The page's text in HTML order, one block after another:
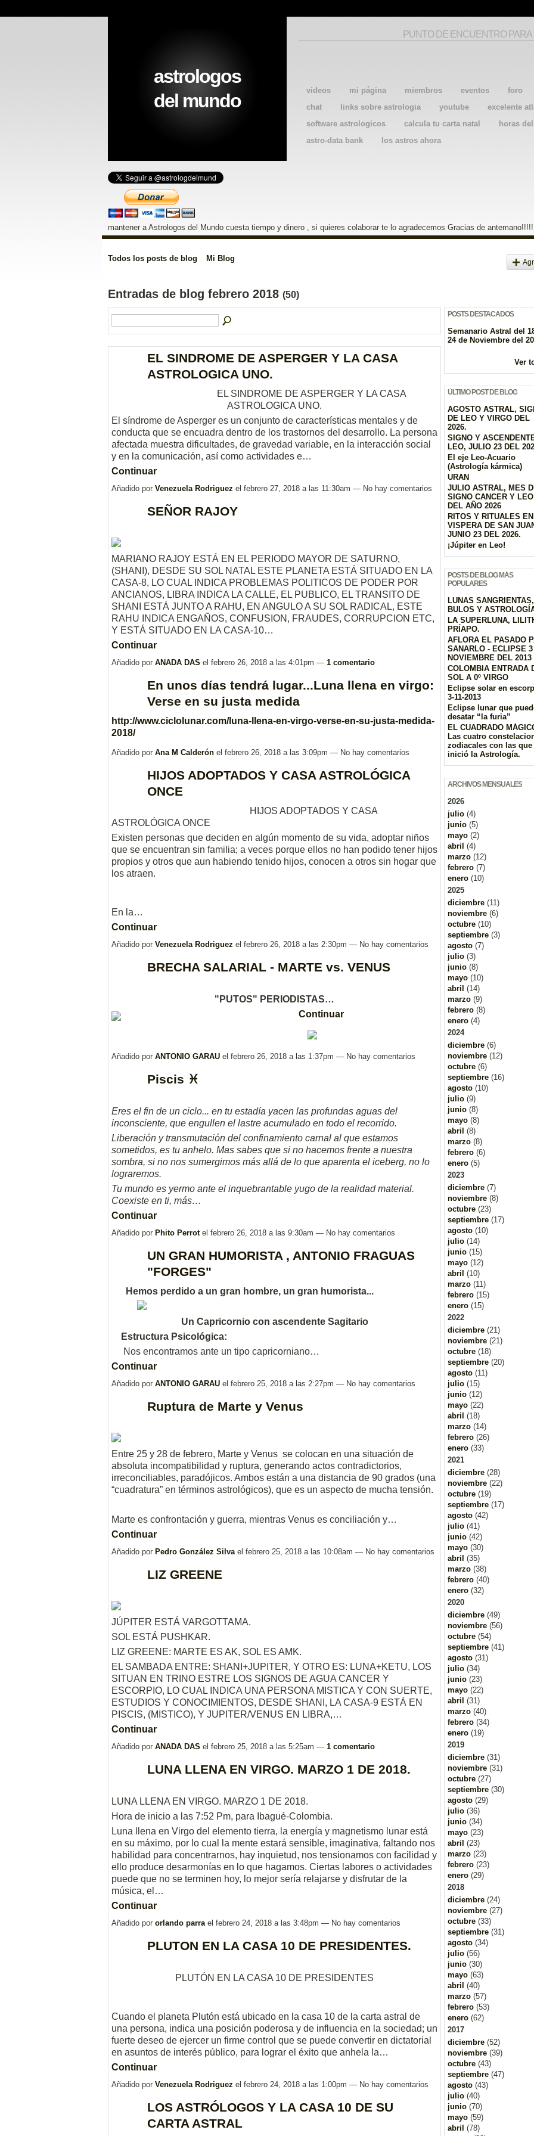
videos mi página miembros eventos foro
chat
links sobre astrologia youtube excelente
software astrologicos
calcula tu carta natal horas
astro-data bank
los astros ahora
astrologos
del mundo
PUNTO DE ENCUENTRO
mantener a Astrologos del Mundo cuesta tiempo y dinero , si quieres colaborar te lo agradecemos Gracias de
Todos los posts de blog Mi Blog
Entradas de blog febrero 2018 (50)
EL SINDROME DE ASPERGER Y LA CASA
ASTROLOGICA UNO.
EL SINDROME DE ASPERGER Y LA CASA
ASTROLOGICA UNO.
El síndrome de Asperger es un conjunto de características mentales y de
conducta que se encuadra dentro de los trastornos del desarrollo. La persona
afectada muestra dificultades, de gravedad variable, en la interacción social
y en la comunicación, así como actividades e…
Continuar
Añadido por Venezuela Rodriguez el febrero 27, 2018 a las 11:30am — No hay comentarios
SEÑOR RAJOY
MARIANO RAJOY ESTÁ EN EL PERIODO MAYOR DE SATURNO,
(SHANI), DESDE SU SOL NATAL ESTE PLANETA ESTÁ SITUADO EN LA
CASA-8, LO CUAL INDICA PROBLEMAS POLITICOS DE PODER POR
ANCIANOS, LIBRA INDICA LA CALLE, EL PUBLICO, EL TRANSITO DE
SHANI ESTÁ JUNTO A RAHU, EN ANGULO A SU SOL RADICAL, ESTE
RAHU INDICA ENGAÑOS, CONFUSION, FRAUDES, CORRUPCION ETC,
Y ESTÁ SITUADO EN LA CASA-10…
Continuar
Añadido por ANADA DAS el febrero 26, 2018 a las 4:01pm — 1 comentario
En unos días tendrá lugar...Luna llena en virgo:
Verse en su justa medida
http://www.ciclolunar.com/luna-llena-en-virgo-verse-en-su-justa-medida-
2018/
Añadido por Ana M Calderón el febrero 26, 2018 a las 3:09pm — No hay comentarios
HIJOS ADOPTADOS Y CASA ASTROLÓGICA
ONCE
HIJOS ADOPTADOS Y CASA
ASTROLÓGICA ONCE
Existen personas que deciden en algún momento de su vida, adoptar niños
que se encuentran sin familia; a veces porque ellos no han podido tener hijos
propios y otros que aun habiendo tenido hijos, conocen a otros sin hogar que
los atraen.
En la…
Continuar
Añadido por Venezuela Rodriguez el febrero 26, 2018 a las 2:30pm — No hay comentarios
BRECHA SALARIAL - MARTE vs. VENUS
"PUTOS" PERIODISTAS…
Continuar
Añadido por ANTONIO GARAU el febrero 26, 2018 a las 1:37pm — No hay comentarios
Piscis ♓
Eres el fin de un ciclo... en tu estadía yacen las profundas aguas del
inconsciente, que engullen el lastre acumulado en todo el recorrido.
Liberación y transmutación del confinamiento carnal al que estamos
sometidos, es tu anhelo. Mas sabes que si no hacemos frente a nuestra
sombra, si no nos sumergimos más allá de lo que aparenta el iceberg, no lo
lograremos.
Tu mundo es yermo ante el inquebrantable yugo de la realidad material.
Coexiste en ti, más…
Continuar
Añadido por Phito Perrotel febrero 26, 2018 a las 9:30am — No hay comentarios
UN GRAN HUMORISTA , ANTONIO FRAGUAS
"FORGES"
Hemos perdido a un gran hombre, un gran humorista...
Un Capricornio con ascendente Sagitario
Estructura Psicológica:
Nos encontramos ante un tipo capricorniano…
Continuar
Añadido por ANTONIO GARAU el febrero 25, 2018 a las 2:27pm — No hay comentarios
Ruptura de Marte y Venus
Entre 25 y 28 de febrero, Marte y Venus se colocan en una situación de
absoluta incompatibilidad y ruptura, generando actos contradictorios,
irreconciliables, paradójicos. Ambos están a una distancia de 90 grados (una
“cuadratura” en términos astrológicos), que es un aspecto de mucha tensión.
Marte es confrontación y guerra, mientras Venus es conciliación y…
Continuar
Añadido por Pedro González Silvael febrero 25, 2018 a las 10:08am — No hay comentarios
LIZ GREENE
JÚPITER ESTÁ VARGOTTAMA.
SOL ESTÁ PUSHKAR.
LIZ GREENE: MARTE ES AK, SOL ES AMK.
EL SAMBADA ENTRE: SHANI+JUPITER, Y OTRO ES: LUNA+KETU, LOS
SITUAN EN TRINO ESTRE LOS SIGNOS DE AGUA CANCER Y
ESCORPIO, LO CUAL INDICA UNA PERSONA MISTICA Y CON SUERTE,
ESTUDIOS Y CONOCIMIENTOS, DESDE SHANI, LA CASA-9 ESTÁ EN
PISCIS, (MISTICO), Y JUPITER/VENUS EN LIBRA,…
Continuar
Añadido por ANADA DAS el febrero 25, 2018 a las 5:25am — 1 comentario
LUNA LLENA EN VIRGO. MARZO 1 DE 2018.
LUNA LLENA EN VIRGO. MARZO 1 DE 2018.
Hora de inicio a las 7:52 Pm, para Ibagué-Colombia.
Luna llena en Virgo del elemento tierra, la energía y magnetismo lunar está
en su máximo, por lo cual la mente estará sensible, imaginativa, faltando nos
habilidad para concentrarnos, hay inquietud, nos tensionamos con facilidad y
ello produce desarmonías en lo que hagamos. Ciertas labores o actividades
puede que no se terminen hoy, lo mejor sería relajarse y disfrutar de la
música, el…
Continuar
Añadido por orlando parra el febrero 24, 2018 a las 3:48pm — No hay comentarios
PLUTON EN LA CASA 10 DE PRESIDENTES.
PLUTÓN EN LA CASA 10 DE PRESIDENTES
Cuando el planeta Plutón está ubicado en la casa 10 de la carta astral de
una persona, indica una posición poderosa y de influencia en la sociedad; un
fuerte deseo de ejercer un firme control que se puede convertir en dictatorial
en asuntos de interés público, para lograr el éxito que anhela la…
Continuar
Añadido por Venezuela Rodriguez el febrero 24, 2018 a las 1:00pm — No hay comentarios
LOS ASTRÓLOGOS Y LA CASA 10 DE SU
CARTA ASTRAL
POSTS DESTACADOS
Semanario Astral del
24 de Noviembre del
Ver
ÚLTIMO POST DE BLOG
AGOSTO ASTRAL,
DE LEO Y VIRGO DEL
2026.
SIGNO Y
LEO, JULIO 23 DEL
El eje Leo-Acuario
(Astrología kármica)
URAN
JULIO ASTRAL, MES
SIGNO CANCER Y LEO
DEL AÑO 2026
RITOS Y RITUALES
VISPERA DE SAN
JUNIO 23 DEL 2026.
¡Júpiter en Leo!
POSTS DE BLOG MÁS
POPULARES
LUNAS SANGRIENTAS,
BULOS Y
LA SUPERLUNA,
PRÍAPO.
AFLORA EL PASADO
SANARLO - ECLIPSE
NOVIEMBRE DEL 2013
COLOMBIA ENTRADA
SOL A 0º VIRGO
Eclipse solar en
3-11-2013
Eclipse lunar que
desatar “la furia”
EL CUADRADO
Las cuatro
zodiacales con las que
inició la Astrología.
ARCHIVOS MENSUALES
2026
julio (4)
junio (5)
mayo (2)
abril (4)
marzo (12)
febrero (7)
enero (10)
2025
diciembre (11)
noviembre (6)
octubre (10)
septiembre (3)
agosto (7)
julio (3)
junio (8)
mayo (10)
abril (14)
marzo (9)
febrero (8)
enero (4)
2024
diciembre (6)
noviembre (12)
octubre (6)
septiembre (16)
agosto (10)
julio (9)
junio (8)
mayo (8)
abril (8)
marzo (8)
febrero (6)
enero (5)
2023
diciembre (7)
noviembre (8)
octubre (23)
septiembre (17)
agosto (10)
julio (14)
junio (15)
mayo (12)
abril (10)
marzo (11)
febrero (15)
enero (15)
2022
diciembre (21)
noviembre (21)
octubre (18)
septiembre (20)
agosto (11)
julio (15)
junio (12)
mayo (22)
abril (18)
marzo (14)
febrero (26)
enero (33)
2021
diciembre (28)
noviembre (22)
octubre (19)
septiembre (17)
agosto (42)
julio (41)
junio (42)
mayo (30)
abril (35)
marzo (38)
febrero (40)
enero (32)
2020
diciembre (49)
noviembre (56)
octubre (54)
septiembre (41)
agosto (31)
julio (34)
junio (23)
mayo (22)
abril (31)
marzo (40)
febrero (34)
enero (19)
2019
diciembre (31)
noviembre (31)
octubre (27)
septiembre (30)
agosto (29)
julio (36)
junio (34)
mayo (23)
abril (23)
marzo (23)
febrero (23)
enero (29)
2018
diciembre (24)
noviembre (27)
octubre (33)
septiembre (31)
agosto (34)
julio (56)
junio (30)
mayo (63)
abril (40)
marzo (57)
febrero (53)
enero (62)
2017
diciembre (52)
noviembre (39)
octubre (43)
septiembre (47)
agosto (43)
julio (40)
junio (70)
mayo (59)
abril (78)